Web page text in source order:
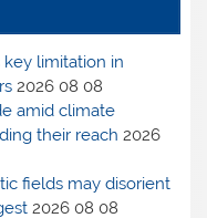
limitation in
2026 08 08
amid climate
their reach 2026
fields may disorient
2026 08 08